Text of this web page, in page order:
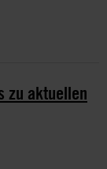
zu aktuellen